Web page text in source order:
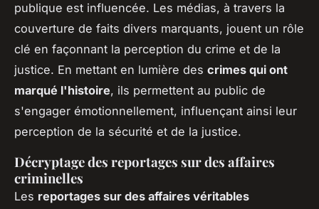
publique est influencée. Les médias, à travers la
couverture de faits divers marquants, jouent un rôle
clé en façonnant la perception du crime et de la
justice. En mettant en lumière des crimes qui ont
marqué l'histoire, ils permettent au public de
s'engager émotionnellement, influençant ainsi leur
perception de la sécurité et de la justice.
Décryptage des reportages sur des affaires
criminelles
Les reportages sur des affaires véritables